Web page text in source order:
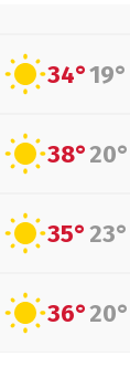
34°19°
38°20°
35°23°
36°20°